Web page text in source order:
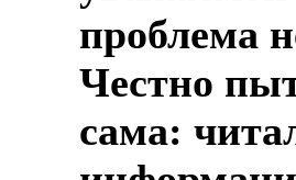
проблема
Честно
сама: